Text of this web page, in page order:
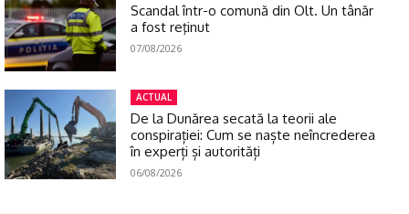
Scandal într-o comună din Olt. Un tânăr
a fost reţinut
07/08/2026
ACTUAL
De la Dunărea secată la teorii ale
conspirației: Cum se naște neîncrederea
în experți și autorități
06/08/2026